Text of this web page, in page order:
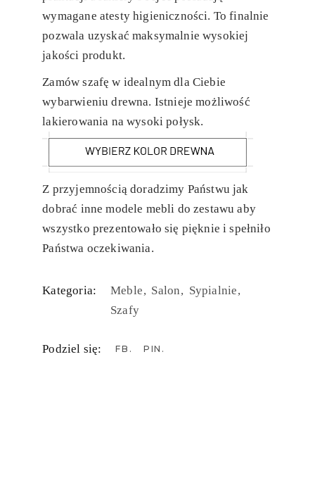
wymagane atesty higieniczności. To finalnie
pozwala uzyskać maksymalnie wysokiej
jakości produkt.
Zamów szafę w idealnym dla Ciebie
wybarwieniu drewna. Istnieje możliwość
lakierowania na wysoki połysk.
Z przyjemnością doradzimy Państwu jak
dobrać inne modele mebli do zestawu aby
wszystko prezentowało się pięknie i spełniło
Państwa oczekiwania.
Kategoria: Meble Salon Sypialnie
Szafy
Podziel się: FB PIN